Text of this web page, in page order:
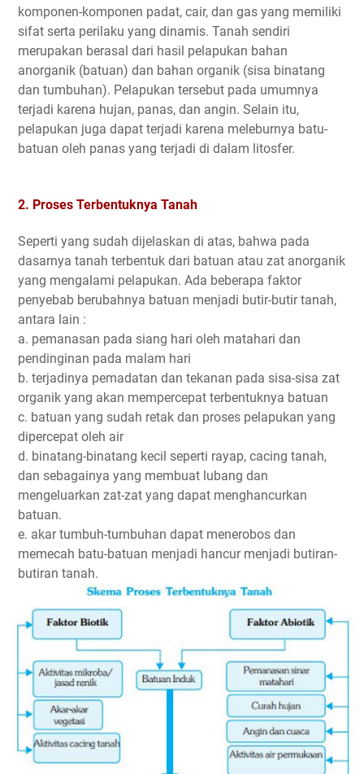
komponen-komponen padat, cair, dan gas yang memiliki
sifat serta perilaku yang dinamis. Tanah sendiri
merupakan berasal dari hasil pelapukan bahan
anorganik (batuan) dan bahan organik (sisa binatang
dan tumbuhan). Pelapukan tersebut pada umumnya
terjadi karena hujan, panas, dan angin. Selain itu,
pelapukan juga dapat terjadi karena meleburnya batu-
batuan oleh panas yang terjadi di dalam litosfer.
2. Proses Terbentuknya Tanah
Seperti yang sudah dijelaskan di atas, bahwa pada
dasarnya tanah terbentuk dari batuan atau zat anorganik
yang mengalami pelapukan. Ada beberapa faktor
penyebab berubahnya batuan menjadi butir-butir tanah,
antara lain :
a. pemanasan pada siang hari oleh matahari dan
pendinginan pada malam hari
b. terjadinya pemadatan dan tekanan pada sisa-sisa zat
organik yang akan mempercepat terbentuknya batuan
c. batuan yang sudah retak dan proses pelapukan yang
dipercepat oleh air
d. binatang-binatang kecil seperti rayap, cacing tanah,
dan sebagainya yang membuat lubang dan
mengeluarkan zat-zat yang dapat menghancurkan
batuan.
e. akar tumbuh-tumbuhan dapat menerobos dan
memecah batu-batuan menjadi hancur menjadi butiran-
butiran tanah.